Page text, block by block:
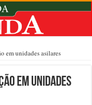
em unidades asilares
em unidades